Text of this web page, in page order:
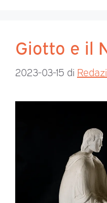
Giotto e il
2023-03-15 di